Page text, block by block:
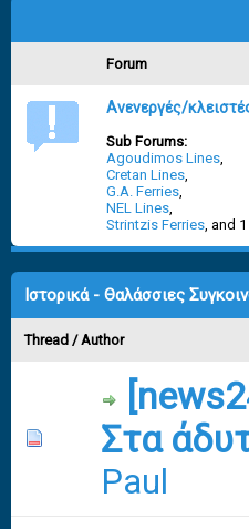
Forum
Ανενεργές/
Sub Forums:
Agoudimos Lines,
Cretan Lines,
G.A. Ferries,
NEL Lines,
Strintzis Ferries, and
Ιστορικά - Θαλάσσιες
Thread /Author
Στα
Paul
0 Vote(s) - 0 out of
12